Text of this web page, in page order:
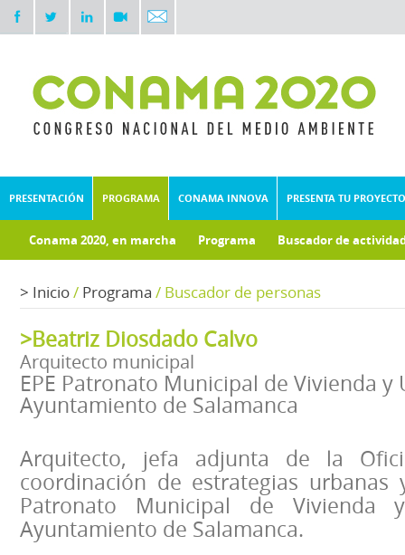
PRESENTACIÓN PROGRAMA CONAMA INNOVA PRESENTA TU PROYECTO
Conama 2020, en marcha Programa Buscador de
> Inicio/ Programa / Buscador de personas
>Beatriz Diosdado Calvo
Arquitecto municipal
EPE Patronato Municipal de Vivienda y
Ayuntamiento de Salamanca
Arquitecto, jefa adjunta de la
coordinación de estrategias urbanas
Patronato Municipal de Vivienda
Ayuntamiento de Salamanca.